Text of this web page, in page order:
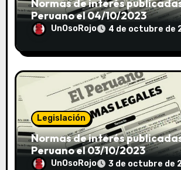
Normas de interés
Peruano el 04/10/2023
UnOsoRojo 4 de octubre de
Legislación
Normas de interés
Peruano el 03/10/2023
UnOsoRojo 3 de octubre de